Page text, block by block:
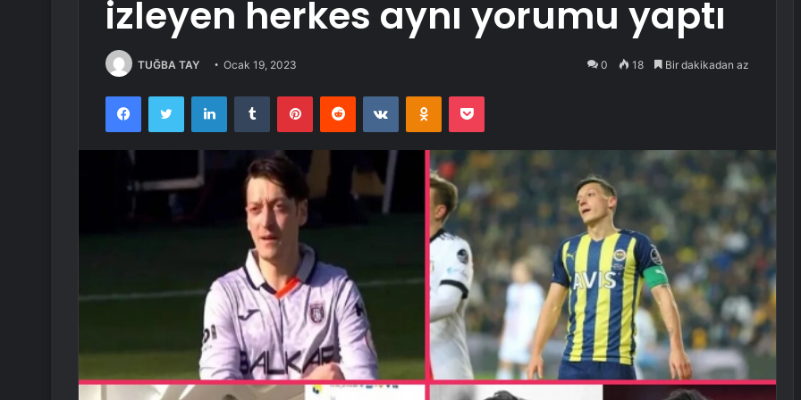
izleyen herkes aynı yorumu yaptı
TUĞBA TAY Ocak 19, 2023 0 18 Bir dakikadan az
FacebookTwitter LinkedInTumblr PinterestReddit VKontakteOdnoklassniki
Pocket